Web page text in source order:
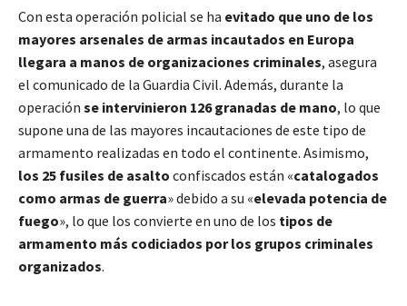
Con esta operación policial se ha evitado que uno de los
mayores arsenales de armas incautados en Europa
llegara a manos de organizaciones criminales, asegura
el comunicado de la Guardia Civil. Además, durante la
operación se intervinieron 126 granadas de mano, lo que
supone una de las mayores incautaciones de este tipo de
armamento realizadas en todo el continente. Asimismo,
los 25 fusiles de asalto confiscados están «catalogados
como armas de guerra» debido a su «elevada potencia de
fuego», lo que los convierte en uno de los tipos de
armamento más codiciados por los grupos criminales
organizados.